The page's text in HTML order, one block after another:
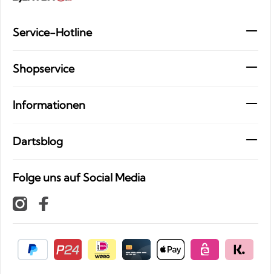
Service-Hotline
Shopservice
Informationen
Dartsblog
Folge uns auf Social Media